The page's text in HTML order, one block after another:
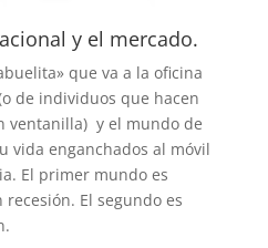
y el mercado.
que va a la oficina
de individuos que hacen
ventanilla) y el mundo de
vida enganchados al móvil
El primer mundo es
El segundo es